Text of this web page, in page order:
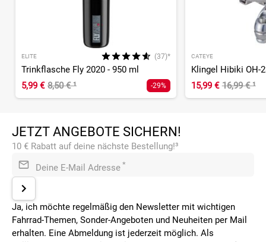
ELITE (37)*
Trinkflasche Fly 2020 - 950 ml
5,99 € 8,50 €¹ -29%
CATEYE
Klingel Hibiki OH-
15,99 € 16,99 €¹
JETZT ANGEBOTE SICHERN!
10 € Rabatt auf deine nächste Bestellung!³
Deine E-Mail Adresse *
Ja, ich möchte regelmäßig den Newsletter mit wichtigen
Fahrrad-Themen, Sonder-Angeboten und Neuheiten per Mail
erhalten. Eine Abmeldung ist jederzeit möglich. Als